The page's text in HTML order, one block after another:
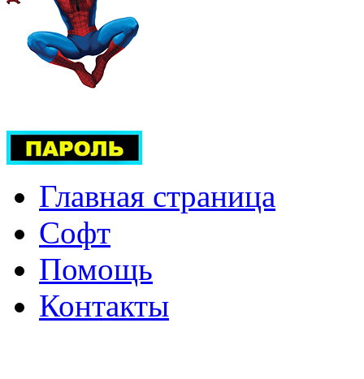
Главная страница
Софт
Помощь
Контакты